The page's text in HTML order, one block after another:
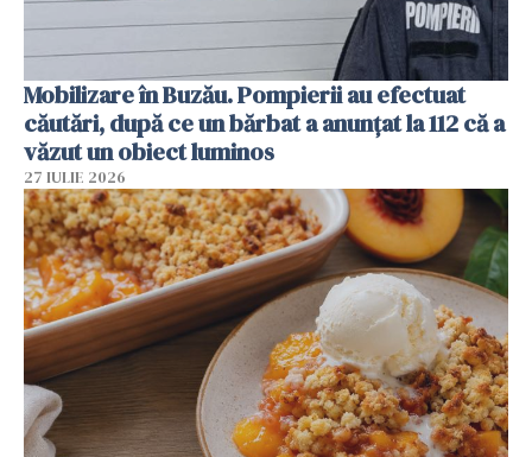
Mobilizare în Buzău. Pompierii au efectuat
căutări, după ce un bărbat a anunțat la 112 că a
văzut un obiect luminos
27 IULIE 2026